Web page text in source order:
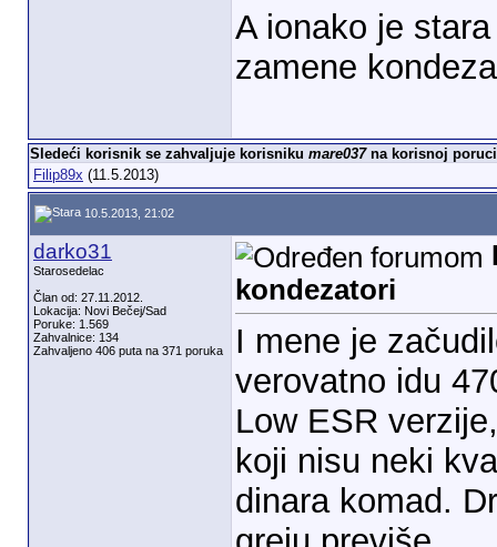
A ionako je
zamene
Sledeći korisnik se zahvaljuje korisniku mare037na korisnoj
Filip89x (11.5.2013)
10.5.2013, 21:02
darko31
Starosedelac
Član od: 27.11.2012.
Lokacija: Novi Bečej/Sad
Poruke: 1.569
Zahvalnice: 134
Zahvaljeno 406 puta na 371 poruka
kondezatori
I mene je
verovatno idu
Low ESR
koji nisu neki
dinara komad.